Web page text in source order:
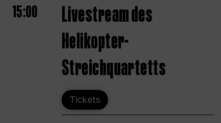
15:00
Livestream des
Helikopter-
Streichquartetts
Tickets